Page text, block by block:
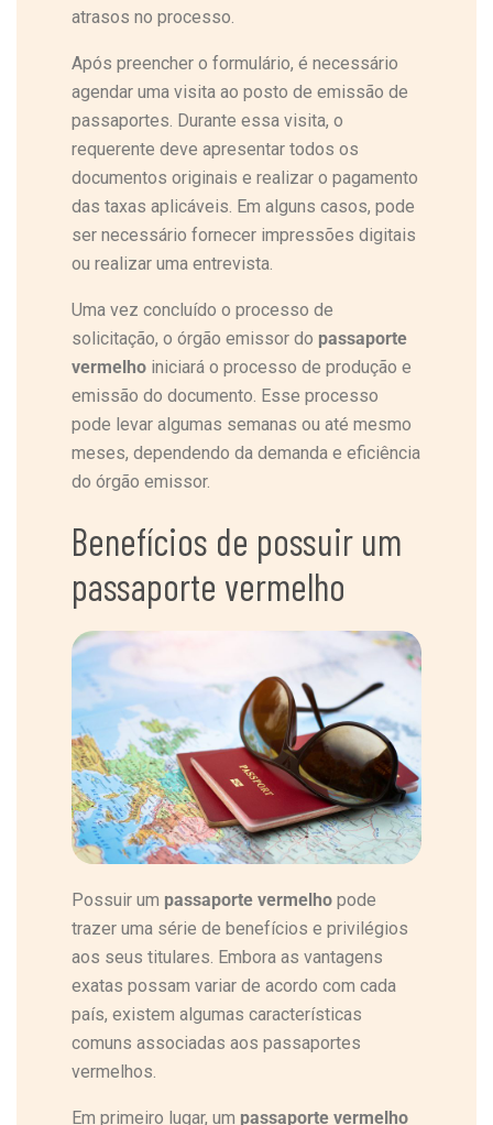
atrasos no processo.
Após preencher o formulário, é necessário
agendar uma visita ao posto de emissão de
passaportes. Durante essa visita, o
requerente deve apresentar todos os
documentos originais e realizar o pagamento
das taxas aplicáveis. Em alguns casos, pode
ser necessário fornecer impressões digitais
ou realizar uma entrevista.
Uma vez concluído o processo de
solicitação, o órgão emissor do passaporte
vermelho iniciará o processo de produção e
emissão do documento. Esse processo
pode levar algumas semanas ou até mesmo
meses, dependendo da demanda e eficiência
do órgão emissor.
Benefícios de possuir um
passaporte vermelho
Possuir um passaporte vermelho pode
trazer uma série de benefícios e privilégios
aos seus titulares. Embora as vantagens
exatas possam variar de acordo com cada
país, existem algumas características
comuns associadas aos passaportes
vermelhos.
Em primeiro lugar, um passaporte vermelho